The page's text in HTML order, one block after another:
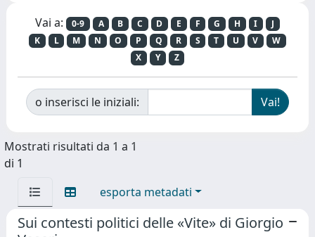
Vai a: 0-9 A B C D E F G H I
J
K
L M N O P Q R S T U V
W
X
Y Z
o inserisci le iniziali:
Mostrati risultati da 1 a 1
di 1
esporta metadati
Sui contesti politici delle «Vite» di Giorgio